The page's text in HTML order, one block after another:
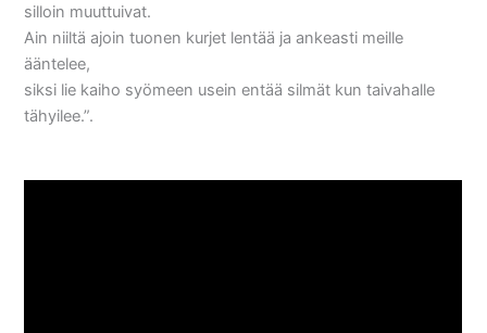
silloin muuttuivat.
Ain niiltä ajoin tuonen kurjet lentää ja ankeasti meille
ääntelee,
siksi lie kaiho syömeen usein entää silmät kun taivahalle
tähyilee.”.